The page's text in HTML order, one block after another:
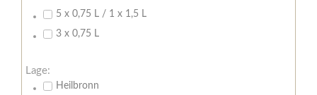
5 x 0,75 L / 1 x 1,5 L
3 x 0,75 L
Lage:
Heilbronn